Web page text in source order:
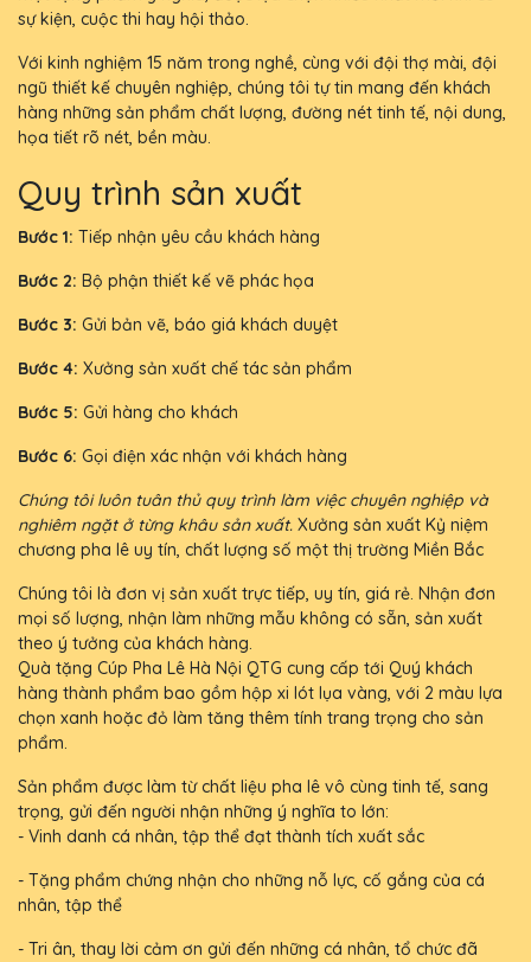
sự kiện, cuộc thi hay hội thảo.
Với kinh nghiệm 15 năm trong nghề, cùng với đội thợ mài, đội
ngũ thiết kế chuyên nghiệp, chúng tôi tự tin mang đến khách
hàng những sản phẩm chất lượng, đường nét tinh tế, nội dung,
họa tiết rõ nét, bền màu.
Quy trình sản xuất
Bước 1: Tiếp nhận yêu cầu khách hàng
Bước 2: Bộ phận thiết kế vẽ phác họa
Bước 3: Gửi bản vẽ, báo giá khách duyệt
Bước 4: Xưởng sản xuất chế tác sản phẩm
Bước 5: Gửi hàng cho khách
Bước 6: Gọi điện xác nhận với khách hàng
Chúng tôi luôn tuân thủ quy trình làm việc chuyên nghiệp và
nghiêm ngặt ở từng khâu sản xuất. Xưởng sản xuất Kỷ niệm
chương pha lê uy tín, chất lượng số một thị trường Miền Bắc
Chúng tôi là đơn vị sản xuất trực tiếp, uy tín, giá rẻ. Nhận đơn
mọi số lượng, nhận làm những mẫu không có sẵn, sản xuất
theo ý tưởng của khách hàng.
Quà tặng Cúp Pha Lê Hà Nội QTG cung cấp tới Quý khách
hàng thành phẩm bao gồm hộp xi lót lụa vàng, với 2 màu lựa
chọn xanh hoặc đỏ làm tăng thêm tính trang trọng cho sản
phẩm.
Sản phẩm được làm từ chất liệu pha lê vô cùng tinh tế, sang
trọng, gửi đến người nhận những ý nghĩa to lớn:
- Vinh danh cá nhân, tập thể đạt thành tích xuất sắc
- Tặng phẩm chứng nhận cho những nỗ lực, cố gắng của cá
nhân, tập thể
- Tri ân, thay lời cảm ơn gửi đến những cá nhân, tổ chức đã